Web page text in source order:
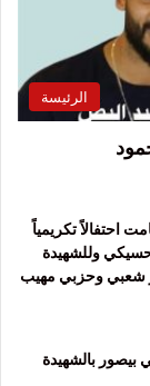
الرئيسة
احتفالاً تكريمياً
حسيكي وللشهيدة
شعبي وحزبي مهيب
بالشهيدة